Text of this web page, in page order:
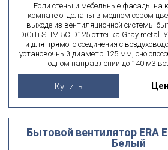
Если стены и мебельные фасады на
комнате отделаны в модном сером
выходе из вентиляционной системы
DiCiTi SLIM 5C D125 оттенка Gray metal.
и для прямого соединения с
установочный диаметр 125 мм, оно
одном направлении до 140 м3
Купить
Бытовой вентилятор ERA
Белый